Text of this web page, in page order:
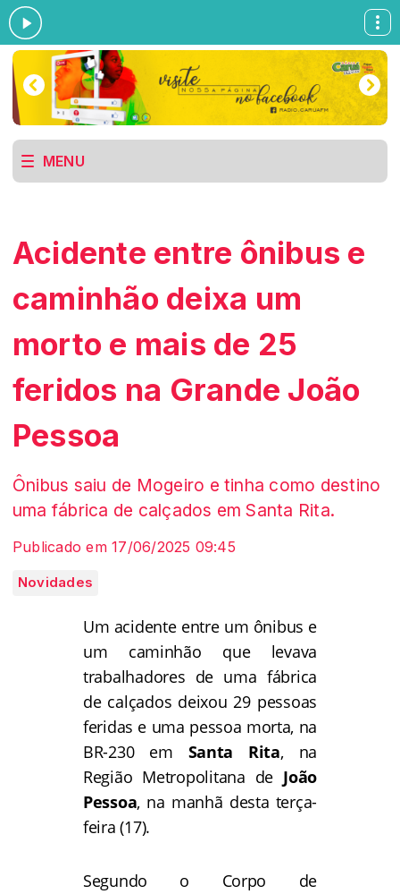
MENU
Acidente entre ônibus e
caminhão deixa um
morto e mais de 25
feridos na Grande João
Pessoa
Ônibus saiu de Mogeiro e tinha como destino
uma fábrica de calçados em Santa Rita.
Publicado em 17/06/2025 09:45
Novidades
Um acidente entre um ônibus e
um caminhão que levava
trabalhadores de uma fábrica
de calçados deixou 29 pessoas
feridas e uma pessoa morta, na
BR-230 em Santa Rita, na
Região Metropolitana de João
Pessoa, na manhã desta terça-
feira (17).
Segundo o Corpo de